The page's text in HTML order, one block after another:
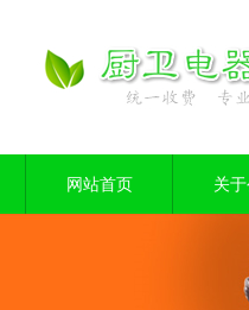
网站首页 关于